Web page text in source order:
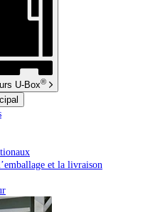
U-Box®
et la livraison